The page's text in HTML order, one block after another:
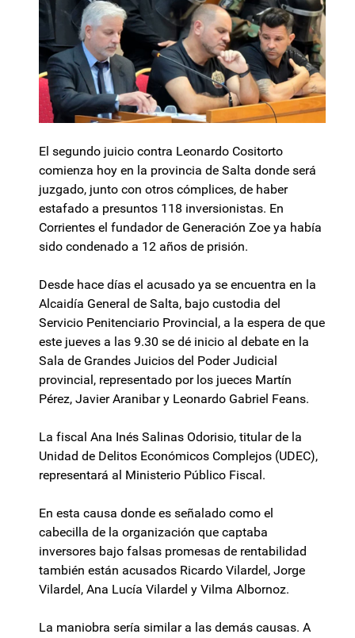
El segundo juicio contra Leonardo Cositorto
comienza hoy en la provincia de Salta donde será
juzgado, junto con otros cómplices, de haber
estafado a presuntos 118 inversionistas. En
Corrientes el fundador de Generación Zoe ya había
sido condenado a 12 años de prisión.
Desde hace días el acusado ya se encuentra en la
Alcaidía General de Salta, bajo custodia del
Servicio Penitenciario Provincial, a la espera de que
este jueves a las 9.30 se dé inicio al debate en la
Sala de Grandes Juicios del Poder Judicial
provincial, representado por los jueces Martín
Pérez, Javier Aranibar y Leonardo Gabriel Feans.
La fiscal Ana Inés Salinas Odorisio, titular de la
Unidad de Delitos Económicos Complejos (UDEC),
representará al Ministerio Público Fiscal.
En esta causa donde es señalado como el
cabecilla de la organización que captaba
inversores bajo falsas promesas de rentabilidad
también están acusados Ricardo Vilardel, Jorge
Vilardel, Ana Lucía Vilardel y Vilma Albornoz.
La maniobra sería similar a las demás causas. A